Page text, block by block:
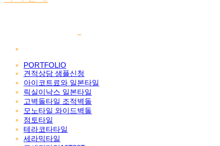
PORTFOLIO
견적상담 샘플신청
아이코트료와 일본타일
릭실이낙스 일본타일
고벽돌타일 조적벽돌
모노타일 와이드벽돌
점토타일
테라코타타일
세라믹타일